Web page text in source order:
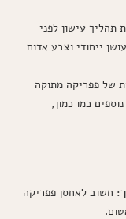
תהליך עישון לפני
ייחודי וצבע אדום
של פפריקה מתוקה
כמו כמון,
חשוב לאחסן פפריקה